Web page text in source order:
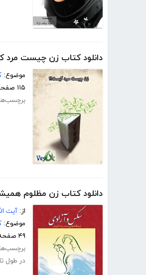
دانلود کتاب زن چیست
موضوع:
۱۱۵ صفحه
دانلود کتاب زن مظلوم
از: آیت
موضوع:
۴۹ صفحه
در طول